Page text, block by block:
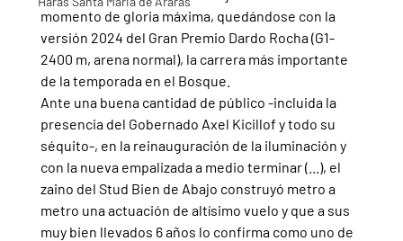
momento de gloria máxima, quedándose con la
versión 2024 del Gran Premio Dardo Rocha (G1-
2400 m, arena normal), la carrera más importante
de la temporada en el Bosque.
Ante una buena cantidad de público -incluida la
presencia del Gobernado Axel Kicillof y todo su
séquito-, en la reinauguración de la iluminación y
con la nueva empalizada a medio terminar (...), el
zaino del Stud Bien de Abajo construyó metro a
metro una actuación de altísimo vuelo y que a sus
muy bien llevados 6 años lo confirma como uno de